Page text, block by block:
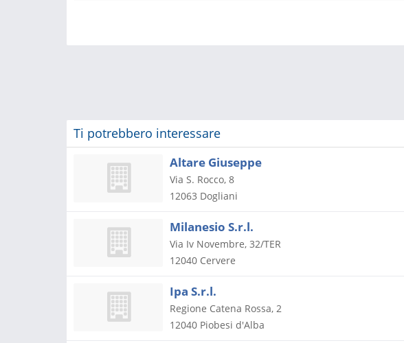
Ti potrebbero interessare
Altare Giuseppe
Via S. Rocco, 8
12063 Dogliani
Milanesio S.r.l.
Via Iv Novembre, 32/TER
12040 Cervere
Ipa S.r.l.
Regione Catena Rossa, 2
12040 Piobesi d'Alba